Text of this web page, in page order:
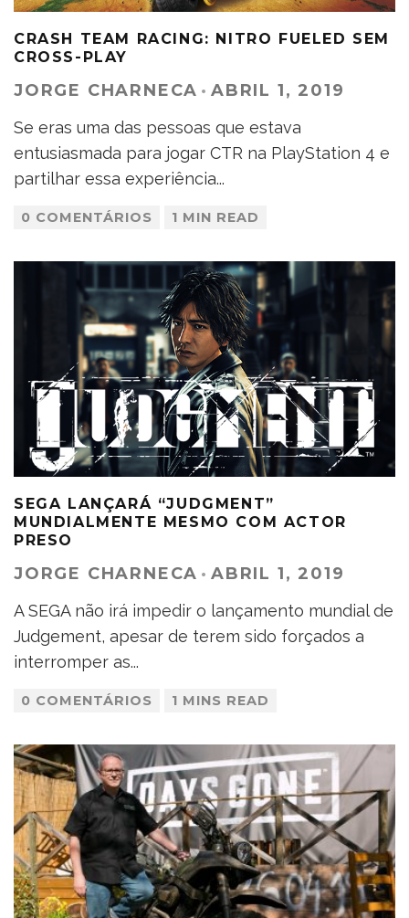
CRASH TEAM RACING: NITRO FUELED SEM
CROSS-PLAY
JORGE CHARNECA · ABRIL 1, 2019
Se eras uma das pessoas que estava
entusiasmada para jogar CTR na PlayStation 4 e
partilhar essa experiência...
0 COMENTÁRIOS 1 MIN READ
SEGA LANÇARÁ “JUDGMENT”
MUNDIALMENTE MESMO COM ACTOR
PRESO
JORGE CHARNECA · ABRIL 1, 2019
A SEGA não irá impedir o lançamento mundial de
Judgement, apesar de terem sido forçados a
interromper as...
0 COMENTÁRIOS 1 MINS READ